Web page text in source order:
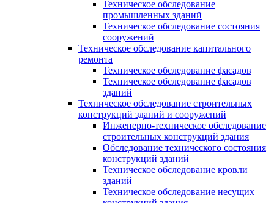
Техническое обследование
промышленных зданий
Техническое обследование состояния
сооружений
Техническое обследование капитального
ремонта
Техническое обследование фасадов
Техническое обследование фасадов
зданий
Техническое обследование строительных
конструкций зданий и сооружений
Инженерно-техническое обследование
строительных конструкций здания
Обследование технического состояния
конструкций зданий
Техническое обследование кровли
зданий
Техническое обследование несущих